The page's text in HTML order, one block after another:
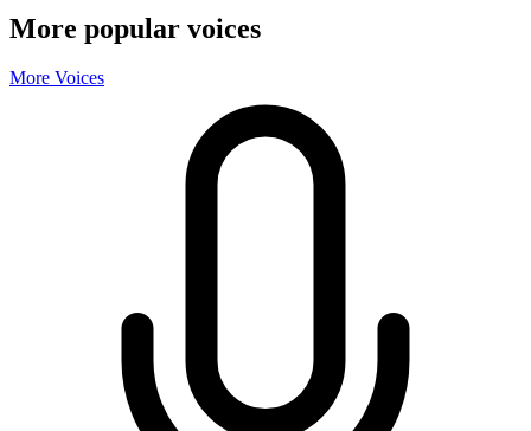
More popular voices
More Voices